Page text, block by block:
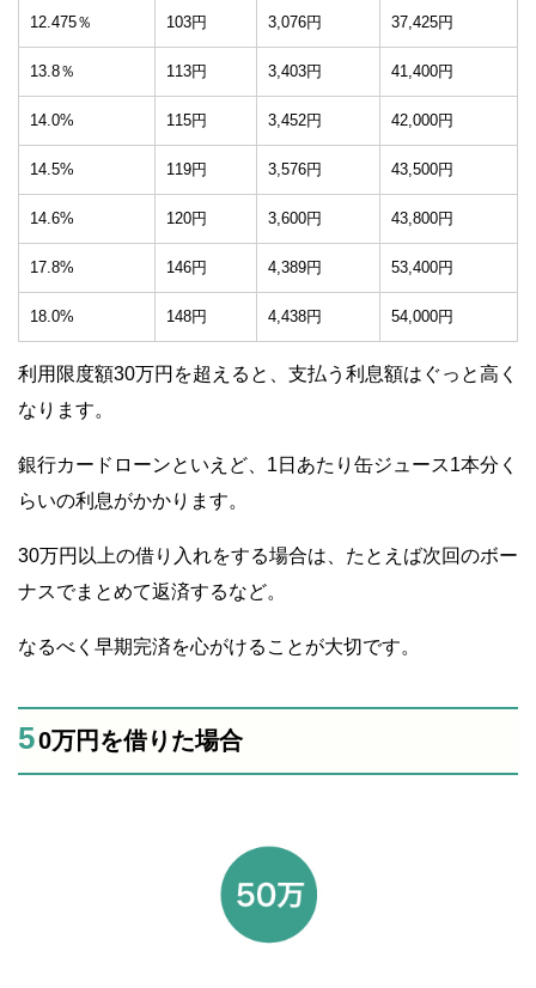
12.475％ 103円 3,076円 37,425円
13.8％ 113円 3,403円 41,400円
14.0% 115円 3,452円 42,000円
14.5% 119円 3,576円 43,500円
14.6% 120円 3,600円 43,800円
17.8% 146円 4,389円 53,400円
18.0% 148円 4,438円 54,000円
利用限度額30万円を超えると、支払う利息額はぐっと高く
なります。
銀行カードローンといえど、1日あたり缶ジュース1本分く
らいの利息がかかります。
30万円以上の借り入れをする場合は、たとえば次回のボー
ナスでまとめて返済するなど。
なるべく早期完済を心がけることが大切です。
50万円を借りた場合